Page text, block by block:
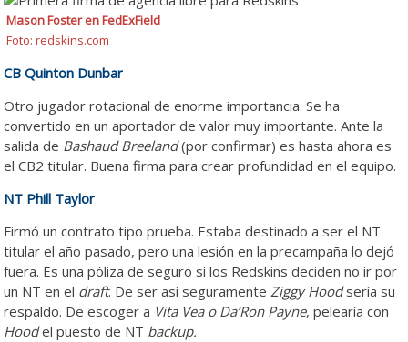
Mason Foster en FedExField
Foto: redskins.com
CB Quinton Dunbar
Otro jugador rotacional de enorme importancia. Se ha
convertido en un aportador de valor muy importante. Ante la
salida de Bashaud Breeland(por confirmar) es hasta ahora es
el CB2 titular. Buena firma para crear profundidad en el equipo.
NT Phill Taylor
Firmó un contrato tipo prueba. Estaba destinado a ser el NT
titular el año pasado, pero una lesión en la precampaña lo dejó
fuera. Es una póliza de seguro si los Redskins deciden no ir por
un NT en el draft. De ser así seguramenteZiggy Hoodsería su
respaldo. De escoger a Vita Vea o Da’Ron Payne, pelearía con
Hoodel puesto de NT backup.